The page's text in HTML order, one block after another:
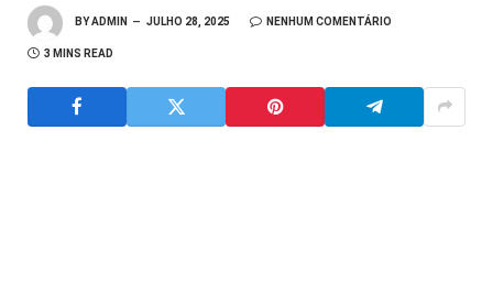
BYADMIN JULHO 28, 2025 NENHUM COMENTÁRIO
3 MINS READ